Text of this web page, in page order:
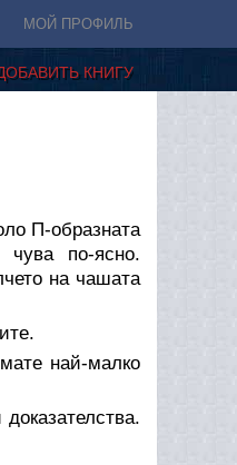
МОЙ ПРОФИЛЬ
КНИГУ
П-образната
по-ясно.
на чашата
най-малко